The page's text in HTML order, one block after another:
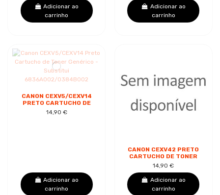
Adicionar ao
carrinho
Adicionar ao
carrinho
CANON CEXV5/CEXV14
PRETO CARTUCHO DE
TONER GENÉRICO -
SUBSTITUI
14,90 €
Adicionar ao
carrinho
CANON CEXV42 PRETO
CARTUCHO DE TONER
GENÉRICO -
SUBSTITUI 6908B002
14,90 €
Adicionar ao
carrinho